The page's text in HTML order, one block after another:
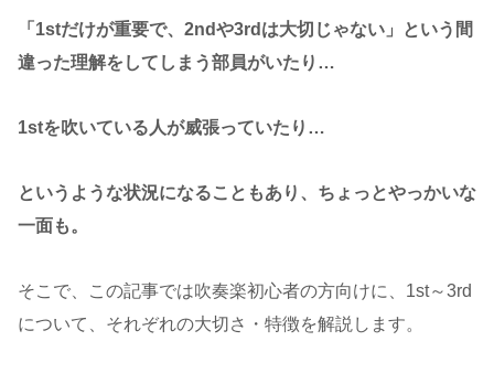
「1stだけが重要で、2ndや3rdは大切じゃない」という間
違った理解をしてしまう部員がいたり…
1stを吹いている人が威張っていたり…
というような状況になることもあり、ちょっとやっかいな
一面も。
そこで、この記事では吹奏楽初心者の方向けに、1st～3rd
について、それぞれの大切さ・特徴を解説します。